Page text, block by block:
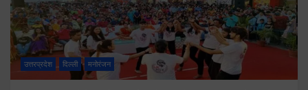
उत्तरप्रदेश दिल्ली मनोरंजन